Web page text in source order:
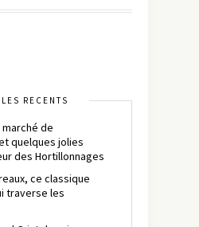
RÉCENTS
de
quelques jolies
des Hortillonnages
ce classique
traverse les